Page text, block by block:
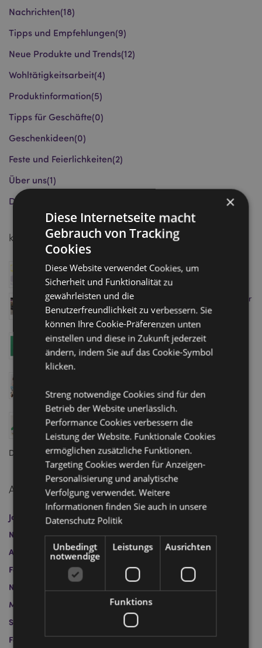
Nachrichten(18)
Tipps und Empfehlungen(9)
Neue Produkte und Trends(12)
Wohltätigkeitsarbeit(4)
Produktinformation(5)
Tipps für Geschäfte(0)
Geschenkideen(0)
Feste und Feierlichkeiten(2)
Über uns(1)
Die Puckator Gruppe
kürzliche Posts
Puckator wurde für Gift of the Year 2026 nominiert
Januar 08, 2026
Besuchen Sie den Homexpo Showroom von Puckator
in Paris - buchen Sie Ihren Termin noch heute!
April 11, 2025
Level Up Ihren Umsatz mit dem Minecraft-Sortiment
von Puckator - Pünktlich zum Kinostart!
April 04, 2025
Finalist bei den Gift of the Year 2025 Awards
März 18, 2025
Wie Filme und Fernsehen den Geschenkehandel
beeinflussen: Kult-Charaktere, zeitlose Geschichten
und die heißesten Produkte auf Lager!
Dezember 20, 2024
Archivieren
Januar 2026 April 2025 März 2025
November 2024
Oktober 2024
September 2024
August 2024
Juli 2024 Juni 2024
Mai 2024
Februar 2024
Mai 2023 April 2023
März 2023
November 2022
März 2022
Februar 2022
November 2021
September 2021
August 2021 Juli 2021
Februar 2021
Dezember 2020
Oktober 2020
×
Diese Internetseite macht
Gebrauch von Tracking
Cookies
Diese Website verwendet Cookies, um
Sicherheit und Funktionalität zu
gewährleisten und die
Benutzerfreundlichkeit zu verbessern. Sie
können Ihre Cookie-Präferenzen unten
einstellen und diese in Zukunft jederzeit
ändern, indem Sie auf das Cookie-Symbol
klicken.
Streng notwendige Cookies sind für den
Betrieb der Website unerlässlich.
Performance Cookies verbessern die
Leistung der Website. Funktionale Cookies
ermöglichen zusätzliche Funktionen.
Targeting Cookies werden für Anzeigen-
Personalisierung und analytische
Verfolgung verwendet. Weitere
Informationen finden Sie auch in unsere
Datenschutz Politik
Unbedingt
notwendige
Leistungs Ausrichten
Funktions